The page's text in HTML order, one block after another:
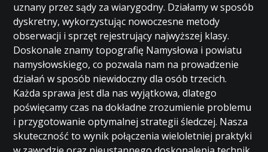
uznany przez sądy za wiarygodny. Działamy w sposób
dyskretny, wykorzystując nowoczesne metody
obserwacji i sprzęt rejestrujący najwyższej klasy.
Doskonale znamy topografię Namysłowa i powiatu
namysłowskiego, co pozwala nam na prowadzenie
działań w sposób niewidoczny dla osób trzecich.
Każda sprawa jest dla nas wyjątkowa, dlatego
poświęcamy czas na dokładne zrozumienie problemu
i przygotowanie optymalnej strategii śledczej. Nasza
skuteczność to wynik połączenia wieloletniej praktyki